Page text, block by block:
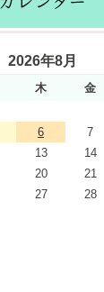
2026年8月
木 金
6 7
13 14
20 21
27 28